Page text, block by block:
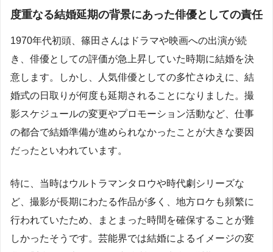
度重なる結婚延期の背景にあった俳優としての責任
1970年代初頭、篠田さんはドラマや映画への出演が続
き、俳優としての評価が急上昇していた時期に結婚を決
意します。しかし、人気俳優としての多忙さゆえに、結
婚式の日取りが何度も延期されることになりました。撮
影スケジュールの変更やプロモーション活動など、仕事
の都合で結婚準備が進められなかったことが大きな要因
だったといわれています。
特に、当時はウルトラマンタロウや時代劇シリーズな
ど、撮影が長期にわたる作品が多く、地方ロケも頻繁に
行われていたため、まとまった時間を確保することが難
しかったそうです。芸能界では結婚によるイメージの変